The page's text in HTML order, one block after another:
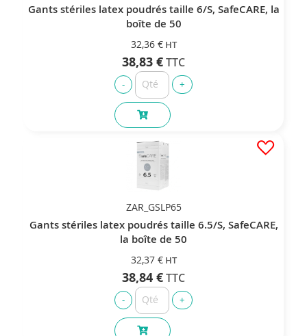
Gants stériles latex poudrés taille 6/S, SafeCARE, la
boîte de 50
32,36 €
38,83 €
ZAR_GSLP65
Gants stériles latex poudrés taille 6.5/S, SafeCARE,
la boîte de 50
32,37 €
38,84 €